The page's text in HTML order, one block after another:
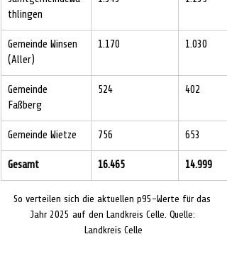
thlingen
Gemeinde Winsen
(Aller)
1.170 1.030
Gemeinde
Faßberg
524 402
Gemeinde Wietze 756 653
Gesamt 16.465 14.999
So verteilen sich die aktuellen p95-Werte für das
Jahr 2025 auf den Landkreis Celle. Quelle:
Landkreis Celle